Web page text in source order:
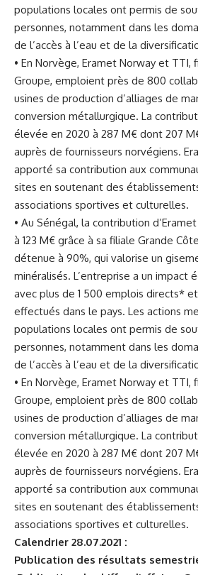
populations locales ont permis de
personnes, notamment dans les
de l’accès à l’eau et de la
• En Norvège, Eramet Norway et TTI,
Groupe, emploient près de 800
usines de production d’alliages de
conversion métallurgique. La
élevée en 2020 à 287 M€ dont 207
auprès de fournisseurs norvégiens.
apporté sa contribution aux
sites en soutenant des
associations sportives et culturelles.
• Au Sénégal, la contribution
à 123 M€ grâce à sa filiale Grande
détenue à 90%, qui valorise un
minéralisés. L’entreprise a un impact
avec plus de 1 500 emplois directs*
effectués dans le pays. Les actions
populations locales ont permis de
personnes, notamment dans les
de l’accès à l’eau et de la
• En Norvège, Eramet Norway et TTI,
Groupe, emploient près de 800
usines de production d’alliages de
conversion métallurgique. La
élevée en 2020 à 287 M€ dont 207
auprès de fournisseurs norvégiens.
apporté sa contribution aux
sites en soutenant des
associations sportives et culturelles.
Calendrier 28.07.2021 :
Publication des résultats